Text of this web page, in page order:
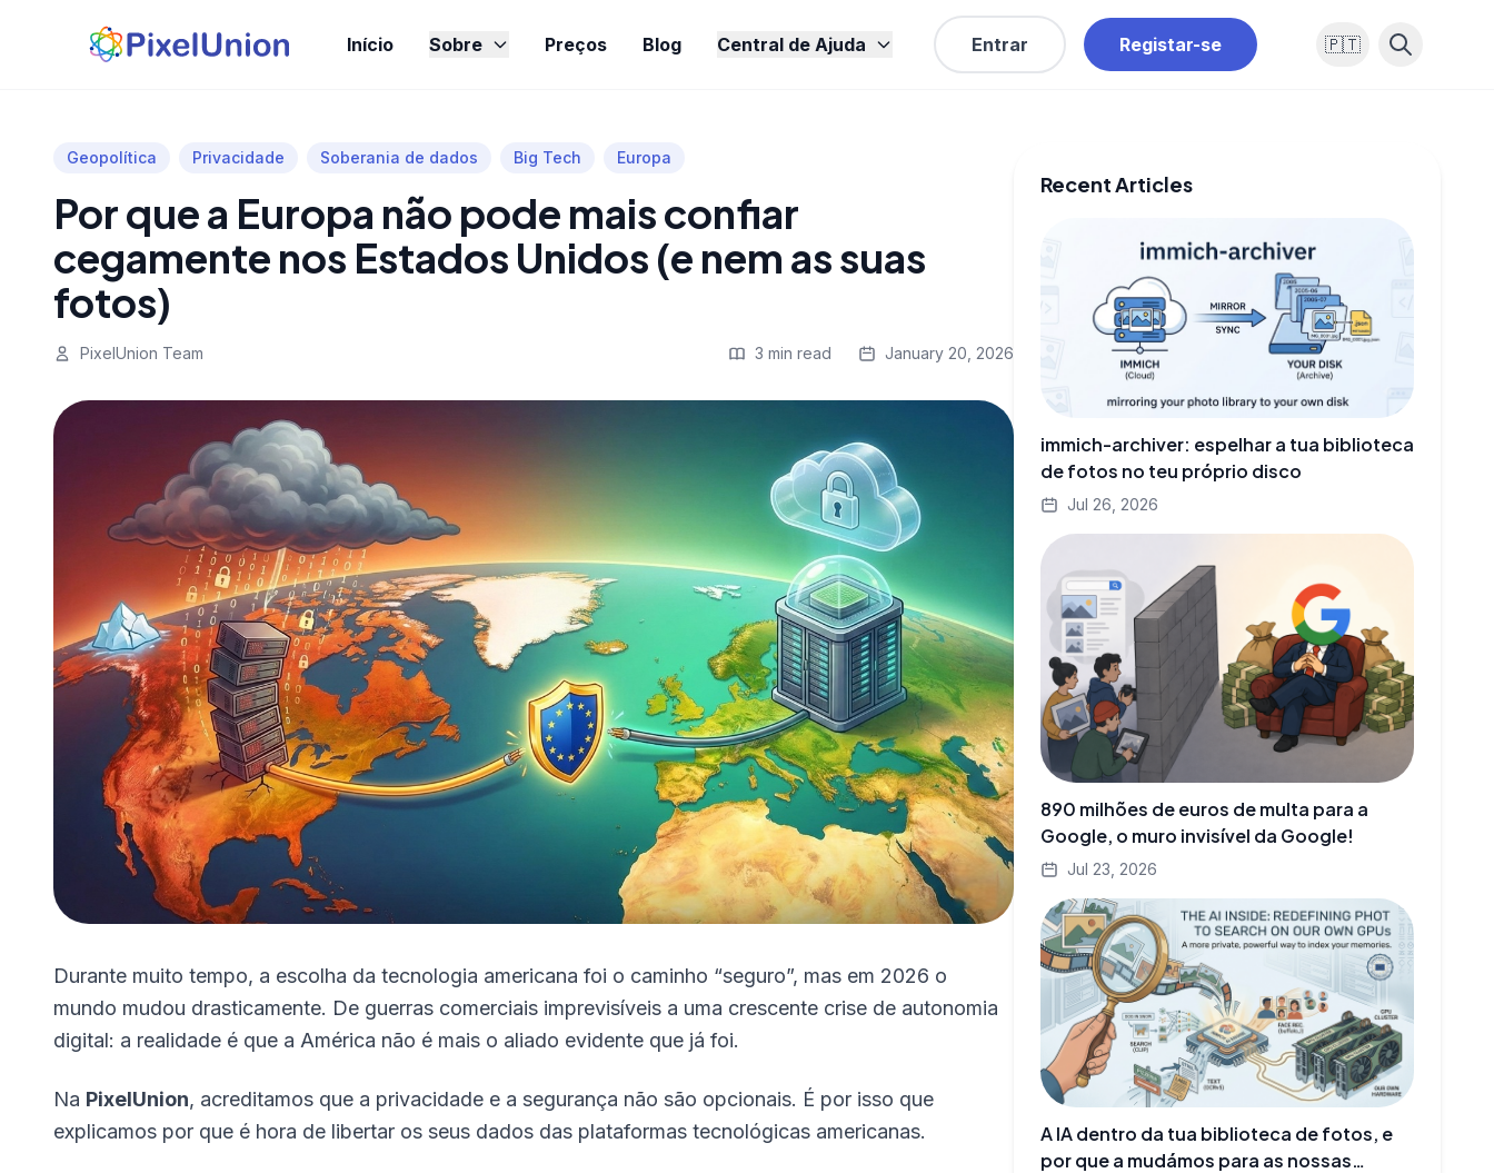
Início Sobre Preços Blog Central de Ajuda Entrar Registar-se 🇵🇹
Geopolítica Privacidade Soberania de dados Big Tech Europa
Por que a Europa não pode mais confiar
cegamente nos Estados Unidos (e nem as suas
fotos)
PixelUnion Team 3 min read January 20, 2026
Durante muito tempo, a escolha da tecnologia americana foi o caminho “seguro”, mas em 2026 o
mundo mudou drasticamente. De guerras comerciais imprevisíveis a uma crescente crise de autonomia
digital: a realidade é que a América não é mais o aliado evidente que já foi.
Na PixelUnion, acreditamos que a privacidade e a segurança não são opcionais. É por isso que
explicamos por que é hora de libertar os seus dados das plataformas tecnológicas americanas.
Recent Articles
immich-archiver: espelhar a tua biblioteca
de fotos no teu próprio disco
Jul 26, 2026
890 milhões de euros de multa para a
Google, o muro invisível da Google!
Jul 23, 2026
A IA dentro da tua biblioteca de fotos, e
por que a mudámos para as nossas